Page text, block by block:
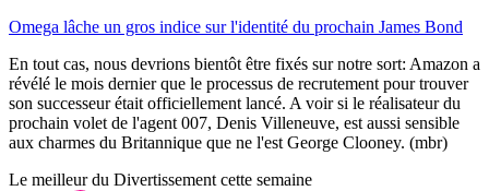
Omega lâche un gros indice sur l'identité du prochain James Bond
En tout cas, nous devrions bientôt être fixés sur notre sort: Amazon a
révélé le mois dernier que le processus de recrutement pour trouver
son successeur était officiellement lancé. A voir si le réalisateur du
prochain volet de l'agent 007, Denis Villeneuve, est aussi sensible
aux charmes du Britannique que ne l'est George Clooney. (mbr)
Le meilleur du Divertissement cette semaine